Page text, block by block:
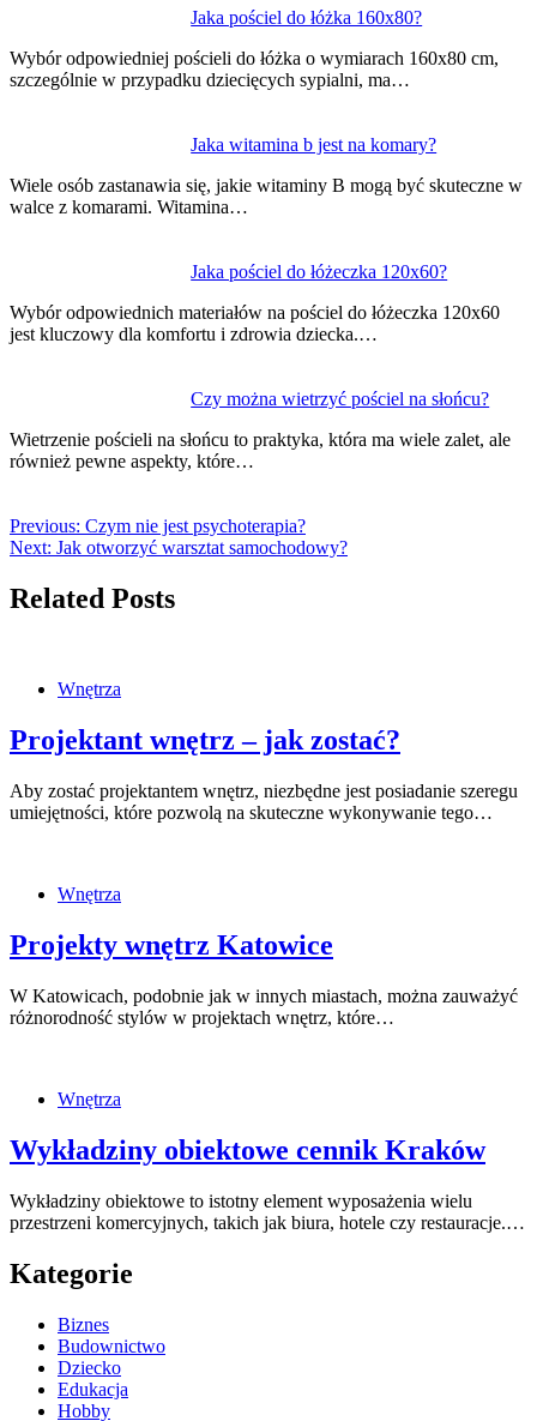
Jaka pościel do łóżka 160x80?
Wybór odpowiedniej pościeli do łóżka o wymiarach 160x80 cm,
szczególnie w przypadku dziecięcych sypialni, ma…
Jaka witamina b jest na komary?
Wiele osób zastanawia się, jakie witaminy B mogą być skuteczne w
walce z komarami. Witamina…
Jaka pościel do łóżeczka 120x60?
Wybór odpowiednich materiałów na pościel do łóżeczka 120x60
jest kluczowy dla komfortu i zdrowia dziecka.…
Czy można wietrzyć pościel na słońcu?
Wietrzenie pościeli na słońcu to praktyka, która ma wiele zalet, ale
również pewne aspekty, które…
Previous: Czym nie jest psychoterapia?
Next: Jak otworzyć warsztat samochodowy?
Related Posts
Wnętrza
Projektant wnętrz – jak zostać?
Aby zostać projektantem wnętrz, niezbędne jest posiadanie szeregu
umiejętności, które pozwolą na skuteczne wykonywanie tego…
Wnętrza
Projekty wnętrz Katowice
W Katowicach, podobnie jak w innych miastach, można zauważyć
różnorodność stylów w projektach wnętrz, które…
Wnętrza
Wykładziny obiektowe cennik Kraków
Wykładziny obiektowe to istotny element wyposażenia wielu
przestrzeni komercyjnych, takich jak biura, hotele czy restauracje.…
Kategorie
Biznes
Budownictwo
Dziecko
Edukacja
Hobby